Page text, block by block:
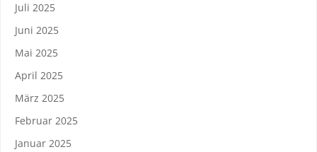
Juli 2025
Juni 2025
Mai 2025
April 2025
März 2025
Februar 2025
Januar 2025